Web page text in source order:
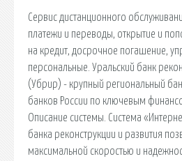
Сервис дистанционного
платежи и переводы, открытие и
на кредит, досрочное погашение,
персональные. Уральский банк
(Убрир) - крупный региональный
банков России по ключевым
Описание системы. Система
банка реконструкции и развития
максимальной скоростью и